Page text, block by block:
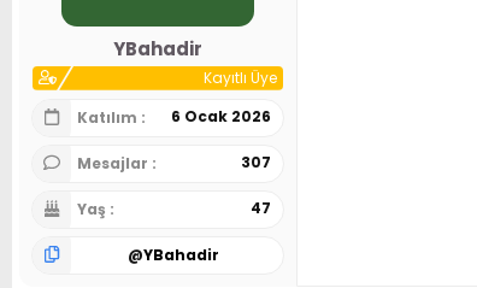
YBahadir
Kayıtlı Üye
Katılım
6 Ocak 2026
Mesajlar 307
Yaş 47
@YBahadir